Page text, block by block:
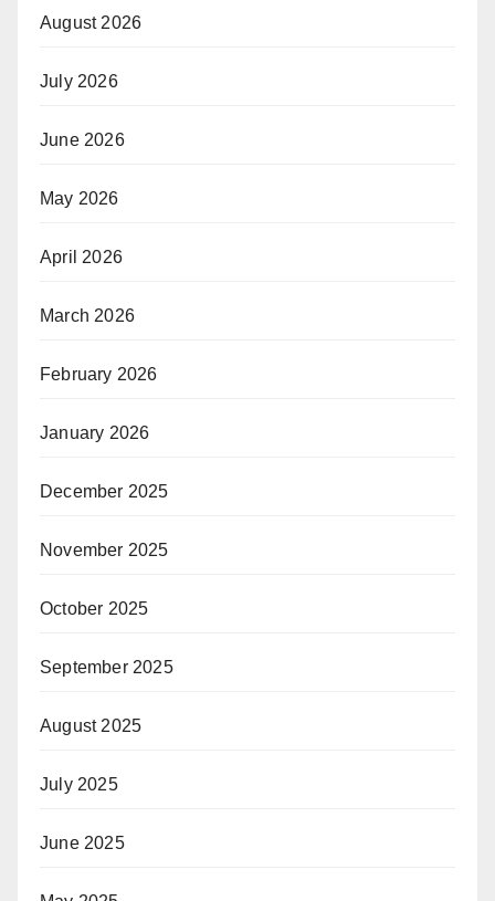
August 2026
July 2026
June 2026
May 2026
April 2026
March 2026
February 2026
January 2026
December 2025
November 2025
October 2025
September 2025
August 2025
July 2025
June 2025